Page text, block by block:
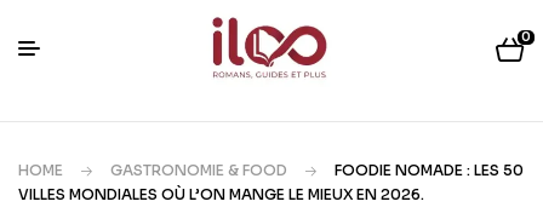
0
HOME GASTRONOMIE & FOOD
FOODIE NOMADE : LES 50
VILLES MONDIALES OÙ L’ON MANGE LE MIEUX EN 2026.